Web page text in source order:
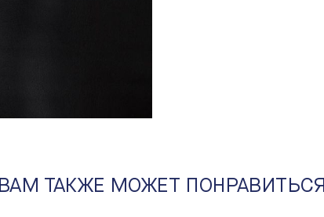
ВАМ ТАКЖЕ МОЖЕТ ПОНРАВИТЬСЯ